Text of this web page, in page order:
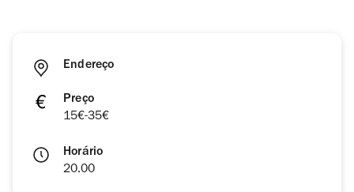
Endereço
Preço
15€-35€
Horário
20.00